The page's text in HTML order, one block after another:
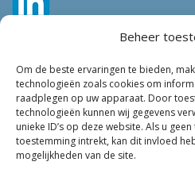
Beheer
Om de beste ervaringen te bieden,
technologieën zoals cookies om
raadplegen op uw apparaat. Door
technologieën kunnen wij gegevens
unieke ID’s op deze website. Als u
toestemming intrekt, kan dit invloed
mogelijkheden van de site.
Tags
VEILIGHEID LEEFBAARHEID